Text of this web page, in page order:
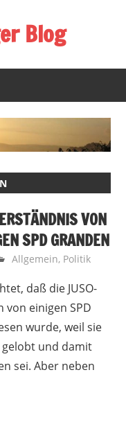
Blog
VON
SPD GRANDEN
Allgemein, Politik
daß die JUSO-
von einigen SPD
wurde, weil sie
und damit
sei. Aber neben